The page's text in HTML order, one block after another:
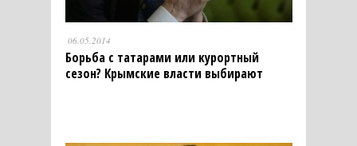
06.05.2014
Борьба с татарами или курортный
сезон? Крымские власти выбирают